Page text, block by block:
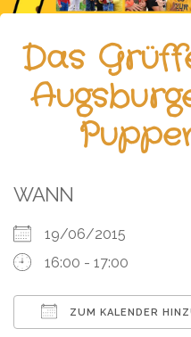
Gewerbliche,
öffentliche
Leistungen
Über
Fotos,
Events
Das
WANN
19/06/2015
16:00 - 17:00
ZUM KALENDER